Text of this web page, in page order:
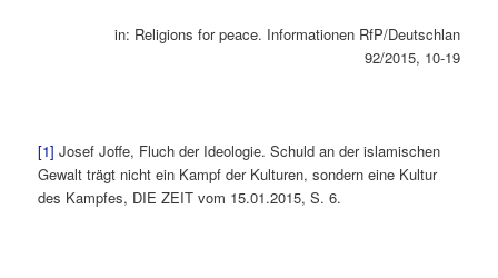
in: Religions for peace. Informationen RfP/Deutschlan
92/2015, 10-19
[1] Josef Joffe, Fluch der Ideologie. Schuld an der islamischen
Gewalt trägt nicht ein Kampf der Kulturen, sondern eine Kultur
des Kampfes, DIE ZEIT vom 15.01.2015, S. 6.